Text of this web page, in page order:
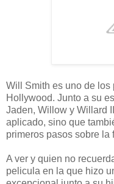
Will Smith es uno de los
Hollywood. Junto a su
Jaden, Willow y Willard
aplicado, sino que
primeros pasos sobre la
A ver y quien no
pelicula en la que hizo